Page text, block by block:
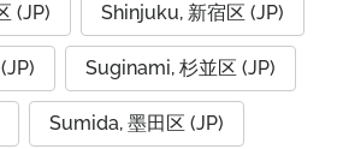
(JP) Shinjuku, 新宿区 (JP)
Suginami, 杉並区 (JP)
Sumida, 墨田区 (JP)